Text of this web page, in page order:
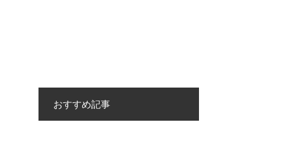
おすすめ記事